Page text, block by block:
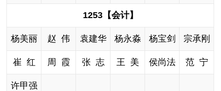
1253【会计】
杨美丽 赵 伟 袁建华 杨永淼 杨宝剑 宗承刚
崔 红 周 霞 张 志 王 美 侯尚法 范 宁
许甲强